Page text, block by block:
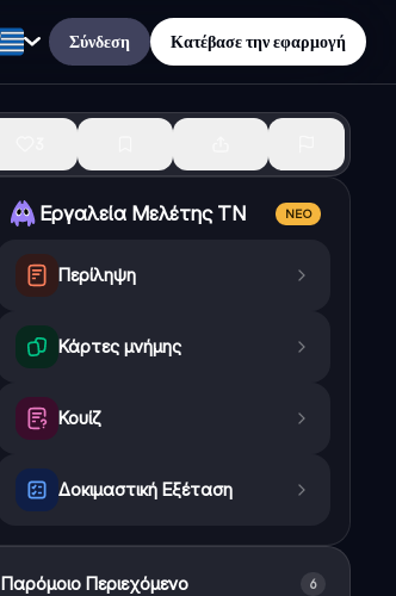
Σύνδεση Κατέβασε την εφαρμογή
Εργαλεία Μελέτης ΤΝ ΝΈΟ
Περίληψη
Κάρτες μνήμης
Κουίζ
Δοκιμαστική Εξέταση
Παρόμοιο Περιεχόμενο 6